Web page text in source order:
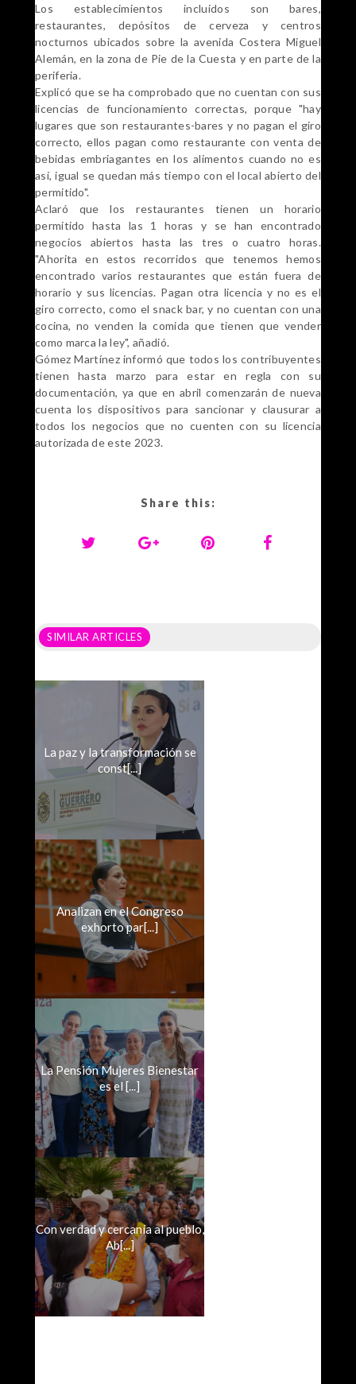
Los establecimientos incluidos son bares,
restaurantes, depósitos de cerveza y centros
nocturnos ubicados sobre la avenida Costera Miguel
Alemán, en la zona de Pie de la Cuesta y en parte de la
periferia.
Explicó que se ha comprobado que no cuentan con sus
licencias de funcionamiento correctas, porque "hay
lugares que son restaurantes-bares y no pagan el giro
correcto, ellos pagan como restaurante con venta de
bebidas embriagantes en los alimentos cuando no es
así, igual se quedan más tiempo con el local abierto del
permitido".
Aclaró que los restaurantes tienen un horario
permitido hasta las 1 horas y se han encontrado
negocios abiertos hasta las tres o cuatro horas.
"Ahorita en estos recorridos que tenemos hemos
encontrado varios restaurantes que están fuera de
horario y sus licencias. Pagan otra licencia y no es el
giro correcto, como el snack bar, y no cuentan con una
cocina, no venden la comida que tienen que vender
como marca la ley", añadió.
Gómez Martínez informó que todos los contribuyentes
tienen hasta marzo para estar en regla con su
documentación, ya que en abril comenzarán de nueva
cuenta los dispositivos para sancionar y clausurar a
todos los negocios que no cuenten con su licencia
autorizada de este 2023.
Share this:
SIMILAR ARTICLES
La paz y la transformación se
const[...]
Analizan en el Congreso
exhorto par[...]
La Pensión Mujeres Bienestar
es el [...]
Con verdad y cercanía al pueblo,
Ab[...]